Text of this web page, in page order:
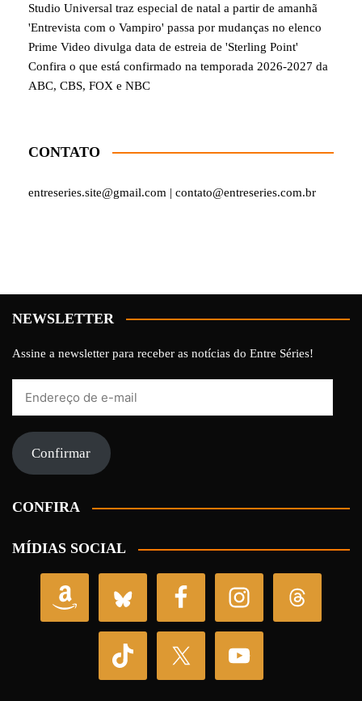
Studio Universal traz especial de natal a partir de amanhã
'Entrevista com o Vampiro' passa por mudanças no elenco
Prime Video divulga data de estreia de 'Sterling Point'
Confira o que está confirmado na temporada 2026-2027 da
ABC, CBS, FOX e NBC
CONTATO
entreseries.site@gmail.com | contato@entreseries.com.br
NEWSLETTER
Assine a newsletter para receber as notícias do Entre Séries!
mail Confirmar
CONFIRA
MÍDIAS SOCIAL